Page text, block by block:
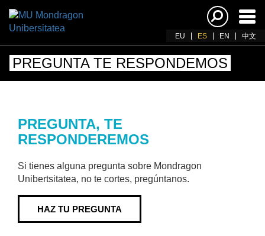
EU ES EN 中文
PREGUNTA TE RESPONDEMOS
PREGUNTA, TE
RESPONDEREMOS
Si tienes alguna pregunta sobre Mondragon
Unibertsitatea, no te cortes, pregúntanos.
HAZ TU PREGUNTA